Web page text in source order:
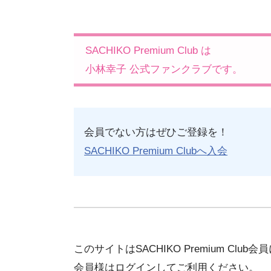
SACHIKO Premium Club は
小林幸子 公式ファンクラブです。
会員でない方はぜひご登録を！
SACHIKO Premium Clubへ入会
このサイトはSACHIKO Premium Club会員
会員様はログインしてご利用ください。